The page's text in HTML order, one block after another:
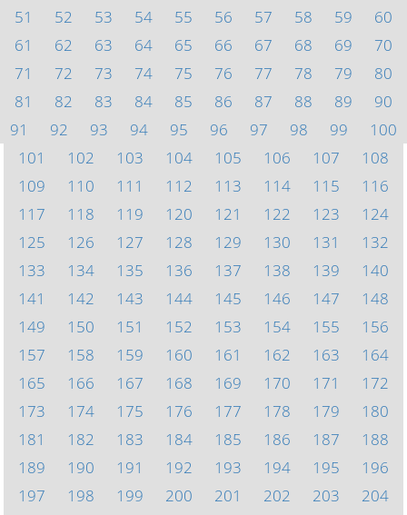
51
52 53 54 55 56 57 58 59
60
61
62 63 64 65 66 67 68 69
70
71
72 73 74 75 76 77 78 79
80
81
82 83 84 85 86 87 88 89
90
91
92 93 94 95 96 97 98 99
100
101
102 103 104 105 106 107
108
109
110 111 112 113 114 115
116
117
118 119 120 121 122 123
124
125
126 127 128 129 130 131
132
133
134 135 136 137 138 139
140
141
142 143 144 145 146 147
148
149
150 151 152 153 154 155
156
157
158 159 160 161 162 163
164
165
166 167 168 169 170 171
172
173
174 175 176 177 178 179
180
181
182 183 184 185 186 187
188
189
190 191 192 193 194 195
196
197
198 199 200 201 202 203
204